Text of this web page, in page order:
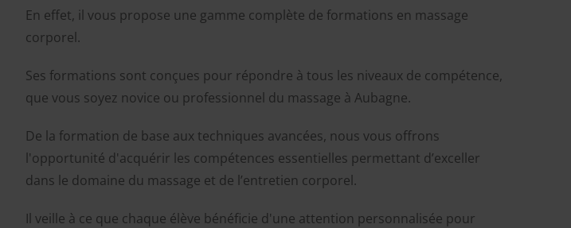
En effet, il vous propose une gamme complète de formations en massage
corporel.
Ses formations sont conçues pour répondre à tous les niveaux de compétence,
que vous soyez novice ou professionnel du massage à Aubagne.
De la formation de base aux techniques avancées, nous vous offrons
l'opportunité d'acquérir les compétences essentielles permettant d’exceller
dans le domaine du massage et de l’entretien corporel.
Il veille à ce que chaque élève bénéficie d'une attention personnalisée pour